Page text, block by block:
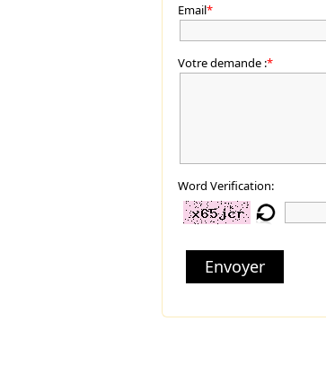
Email*
Votre demande :*
Word Verification:
Envoyer